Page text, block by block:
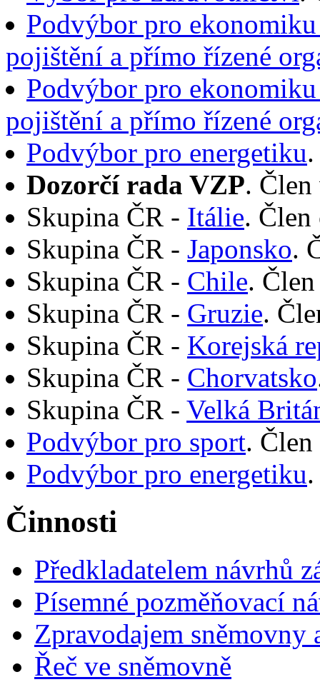
Podvýbor pro
pojištění a přímo řízené
Podvýbor pro
pojištění a přímo řízené
Podvýbor pro energetiku
Dozorčí rada VZP.
Skupina ČR - Itálie. Člen
Skupina ČR - Japonsko.
Skupina ČR - Chile.
Skupina ČR - Gruzie.
Skupina ČR - Korejská
Skupina ČR - Chorvatsko
Skupina ČR - Velká
Podvýbor pro sport.
Podvýbor pro energetiku
Činnosti
Předkladatelem návrhů
Písemné pozměňovací
Zpravodajem
Řeč ve sněmovně